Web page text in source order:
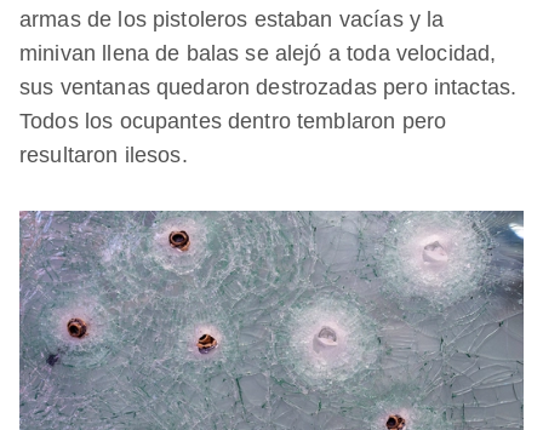
armas de los pistoleros estaban vacías y la
minivan llena de balas se alejó a toda velocidad,
sus ventanas quedaron destrozadas pero intactas.
Todos los ocupantes dentro temblaron pero
resultaron ilesos.